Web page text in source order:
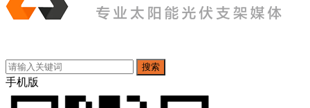
搜索
手机版